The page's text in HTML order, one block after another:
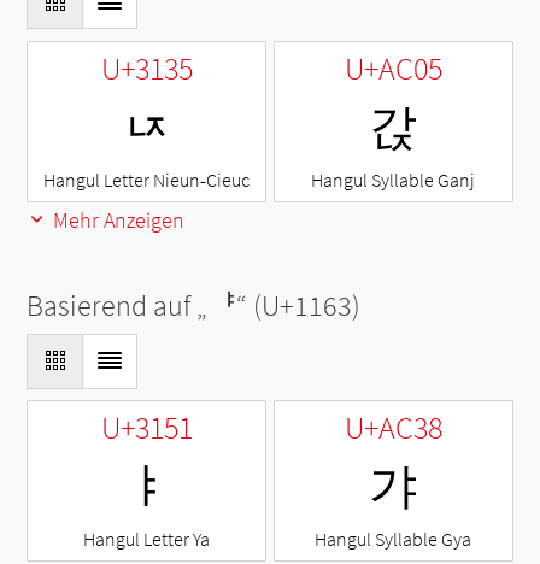
U+3135
ㄵ
Hangul Letter Nieun-Cieuc
U+AC05
갅
Hangul Syllable Ganj
Mehr Anzeigen
Basierend auf „ ᅣ“ (U+1163)
U+3151
ㅑ
Hangul Letter Ya
U+AC38
갸
Hangul Syllable Gya